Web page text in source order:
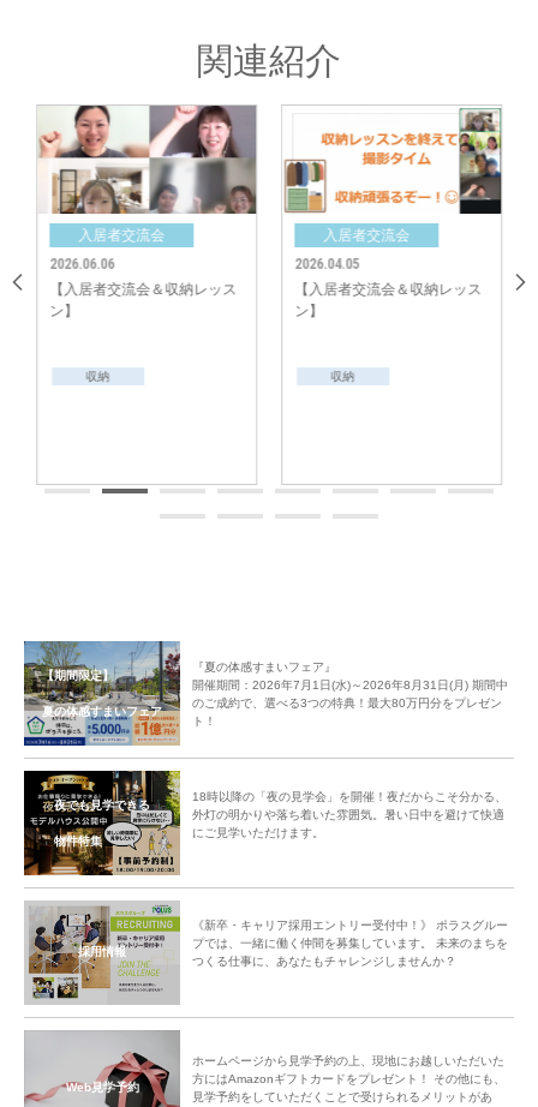
関連紹介
入居者交流会
2026.06.06
【入居者交流会＆収納レッス
ン】
収納
入居者交流会
2026.04.05
【入居者交流会＆収納レッス
ン】
収納
【期間限定】
夏の体感すまいフェア
『夏の体感すまいフェア』
開催期間：2026年7月1日(水)～2026年8月31日(月) 期間中
のご成約で、選べる3つの特典！最大80万円分をプレゼン
ト！
夜でも見学できる
物件特集
18時以降の「夜の見学会」を開催！夜だからこそ分かる、
外灯の明かりや落ち着いた雰囲気。暑い日中を避けて快適
にご見学いただけます。
採用情報
《新卒・キャリア採用エントリー受付中！》 ポラスグルー
プでは、一緒に働く仲間を募集しています。 未来のまちを
つくる仕事に、あなたもチャレンジしませんか？
Web見学予約
ホームページから見学予約の上、現地にお越しいただいた
方にはAmazonギフトカードをプレゼント！ その他にも、
見学予約をしていただくことで受けられるメリットがあ